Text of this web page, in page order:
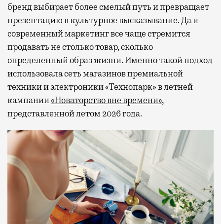
бренд выбирает более смелый путь и превращает
презентацию в культурное высказывание. Да и
современный маркетинг все чаще стремится
продавать не столько товар, сколько
определенный образ жизни. Именно такой подход
использовала сеть магазинов премиальной
техники и электроники «Технопарк» в летней
кампании«Новаторство вне времени»,
представленной летом 2026 года.